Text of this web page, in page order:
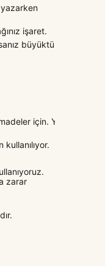
işaret.
büyüktür
için. Ya
zarar